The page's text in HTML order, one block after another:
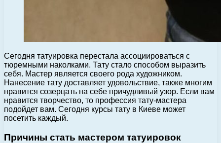
Сегодня татуировка перестала ассоциироваться с
тюремными наколками. Тату стало способом выразить
себя. Мастер является своего рода художником.
Нанесение тату доставляет удовольствие, также многим
нравится созерцать на себе причудливый узор. Если вам
нравится творчество, то профессия тату-мастера
подойдет вам. Сегодня курсы тату в Киеве может
посетить каждый.
Причины стать мастером татуировок